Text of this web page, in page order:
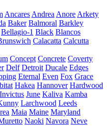
Ancares Andrea Anore Arkety
Baker Balmoral Barkley
Bellagio-1 Black Blancos
Calacatta Calcutta
Concept Concrete Coverty
Delf Detroit Ducale Edges
Eternal Even Fox Grace
Hakea Hannover Hardwood
Invictus June Kaliva Kamba
Larchwood Leeds
Maia Maine Maryland
Naoki Navora Neve